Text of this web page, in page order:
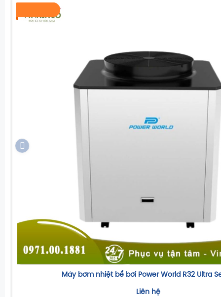
Máy bơm nhiệt bể bơi Power World R32 Ultra
Liên hệ